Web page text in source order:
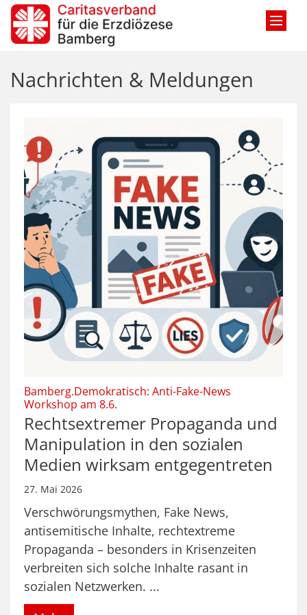
Zum Inhalt springen
Nachrichten & Meldungen
Bamberg.Demokratisch: Anti-Fake-News
Workshop am 8.6.
Rechtsextremer Propaganda und
Manipulation in den sozialen
Medien wirksam entgegentreten
27. Mai 2026
Verschwörungsmythen, Fake News,
antisemitische Inhalte, rechtextreme
Propaganda – besonders in Krisenzeiten
verbreiten sich solche Inhalte rasant in
sozialen Netzwerken. ...